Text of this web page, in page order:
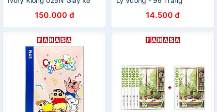
Klong MS025150.000 đ
Giao Ngẫu Nhiên)
14.500 đ